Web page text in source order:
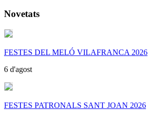
Novetats
FESTES DEL MELÓ VILAFRANCA 2026
6 d'agost
FESTES PATRONALS SANT JOAN 2026